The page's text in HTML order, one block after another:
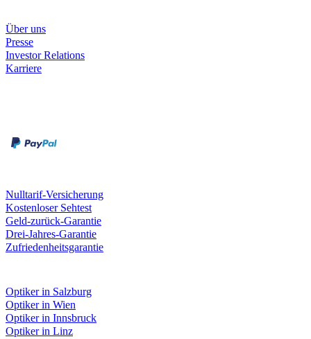
Über uns
Presse
Investor Relations
Karriere
Nulltarif-Versicherung
Kostenloser Sehtest
Geld-zurück-Garantie
Drei-Jahres-Garantie
Zufriedenheitsgarantie
Optiker in Salzburg
Optiker in Wien
Optiker in Innsbruck
Optiker in Linz